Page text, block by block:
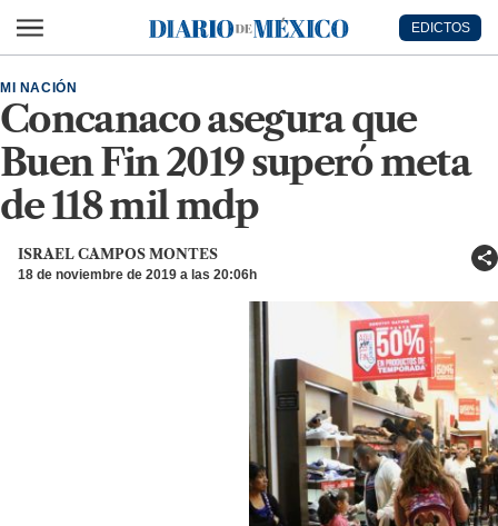
Diario de México
EDICTOS
Concanaco asegura que
Buen Fin 2019 superó meta
de 118 mil mdp
MI NACIÓN
ISRAEL CAMPOS MONTES
18 de noviembre de 2019 a las 20:06h